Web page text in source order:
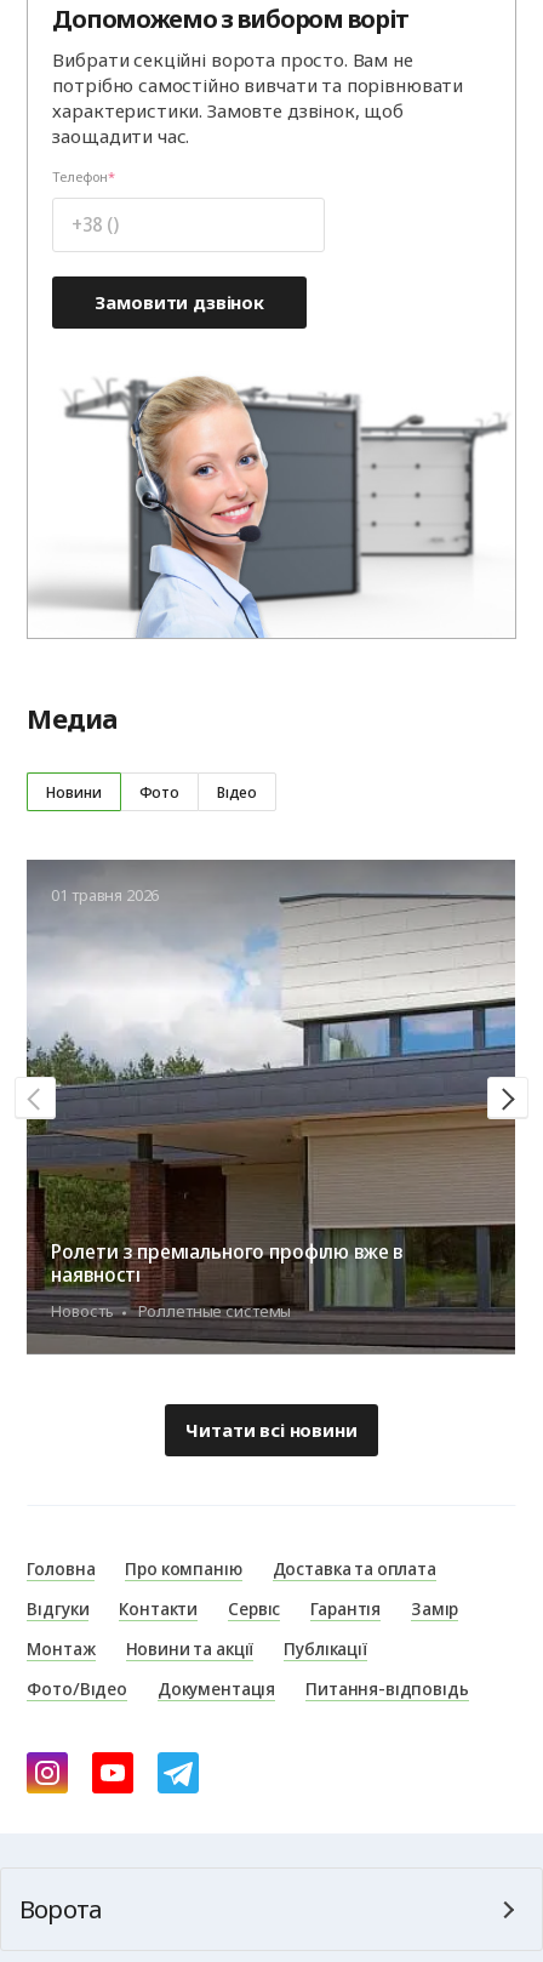
Допоможемо з вибором воріт
Вибрати секційні ворота просто. Вам не
потрібно самостійно вивчати та порівнювати
характеристики. Замовте дзвінок, щоб
заощадити час.
Телефон
Замовити дзвінок
Медиа
Новини Фото Відео
01 травня 2026
Ролети з преміального профілю вже в
наявності
Новость Роллетные системы
Читати всі новини
Головна Про компанію
Доставка та оплата
Відгуки
Контакти Сервіс Гарантія
Замір
Монтаж
Новини та акції
Публікації
Фото/Відео
Документація Питання-відповідь
Ворота